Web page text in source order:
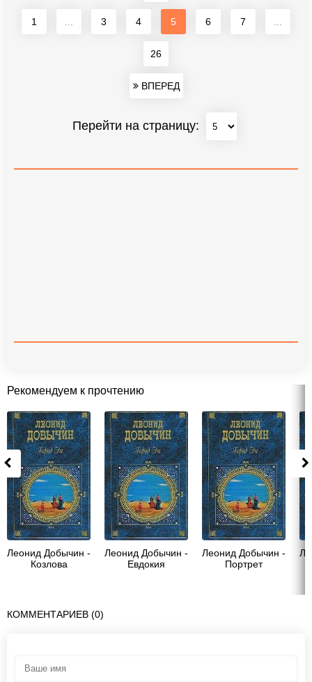
1 3 4 5 6 7
26
ВПЕРЕД
Перейти на страницу:
Рекомендуем к прочтению
Леонид Добычин -
Козлова
Леонид Добычин -
Евдокия
Леонид Добычин -
Портрет
КОММЕНТАРИЕВ (0)